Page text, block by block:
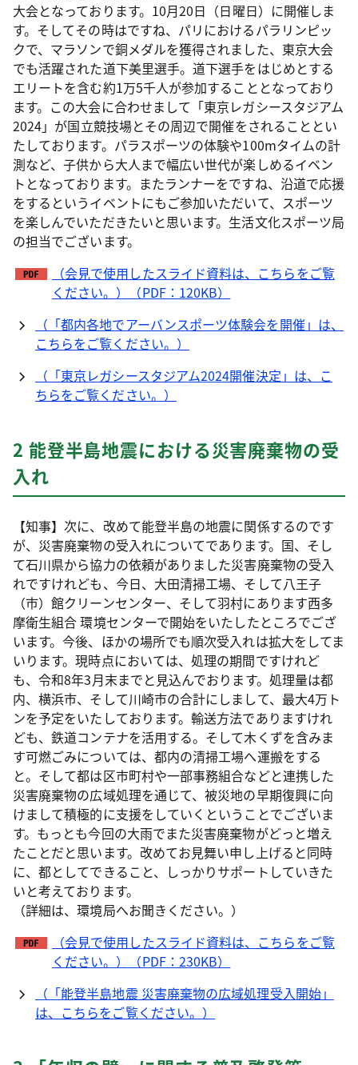
大会となっております。10月20日（日曜日）に開催しま
す。そしてその時はですね、パリにおけるパラリンピッ
クで、マラソンで銅メダルを獲得されました、東京大会
でも活躍された道下美里選手。道下選手をはじめとする
エリートを含む約1万5千人が参加することとなっており
ます。この大会に合わせまして「東京レガシースタジアム
2024」が国立競技場とその周辺で開催をされることとい
たしております。パラスポーツの体験や100mタイムの計
測など、子供から大人まで幅広い世代が楽しめるイベン
トとなっております。またランナーをですね、沿道で応援
をするというイベントにもご参加いただいて、スポーツ
を楽しんでいただきたいと思います。生活文化スポーツ局
の担当でございます。
（会見で使用したスライド資料は、こちらをご覧
ください。）（PDF：120KB）
（「都内各地でアーバンスポーツ体験会を開催」は、
こちらをご覧ください。）
（「東京レガシースタジアム2024開催決定」は、こ
ちらをご覧ください。）
2 能登半島地震における災害廃棄物の受
入れ
【知事】次に、改めて能登半島の地震に関係するのです
が、災害廃棄物の受入れについてであります。国、そし
て石川県から協力の依頼がありました災害廃棄物の受入
れですけれども、今日、大田清掃工場、そして八王子
（市）館クリーンセンター、そして羽村にあります西多
摩衛生組合 環境センターで開始をいたしたところでござ
います。今後、ほかの場所でも順次受入れは拡大をしてま
いります。現時点においては、処理の期間ですけれど
も、令和8年3月末までと見込んでおります。処理量は都
内、横浜市、そして川崎市の合計にしまして、最大4万ト
ンを予定をいたしております。輸送方法でありますけれ
ども、鉄道コンテナを活用する。そして木くずを含みま
す可燃ごみについては、都内の清掃工場へ運搬をする
と。そして都は区市町村や一部事務組合などと連携した
災害廃棄物の広域処理を通じて、被災地の早期復興に向
けまして積極的に支援をしていくということでございま
す。もっとも今回の大雨でまた災害廃棄物がどっと増え
たことだと思います。改めてお見舞い申し上げると同時
に、都としてできること、しっかりサポートしていきた
いと考えております。
（詳細は、環境局へお聞きください。）
（会見で使用したスライド資料は、こちらをご覧
ください。）（PDF：230KB）
（「能登半島地震 災害廃棄物の広域処理受入開始」
は、こちらをご覧ください。）